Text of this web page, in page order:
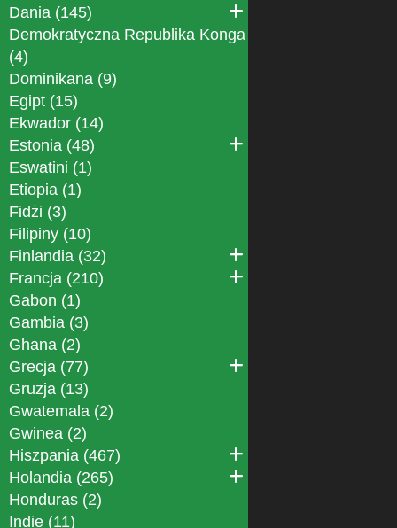
Dania (145)
Demokratyczna Republika Konga
(4)
Dominikana (9)
Egipt (15)
Ekwador (14)
Estonia (48)
Eswatini (1)
Etiopia (1)
Fidżi (3)
Filipiny (10)
Finlandia (32)
Francja (210)
Gabon (1)
Gambia (3)
Ghana (2)
Grecja (77)
Gruzja (13)
Gwatemala (2)
Gwinea (2)
Hiszpania (467)
Holandia (265)
Honduras (2)
Indie (11)